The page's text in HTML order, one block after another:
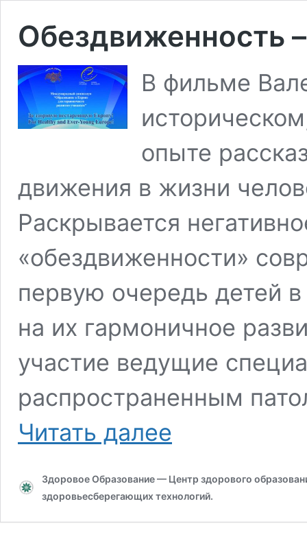
Обездвиженность
В фильме
опыте
движения в жизни
Раскрывается
«обездвиженности»
первую очередь детей
на их гармоничное
участие ведущие
распространенным
Читать далее
Здоровое Образование — Центр здорового
здоровьесберегающих технологий.